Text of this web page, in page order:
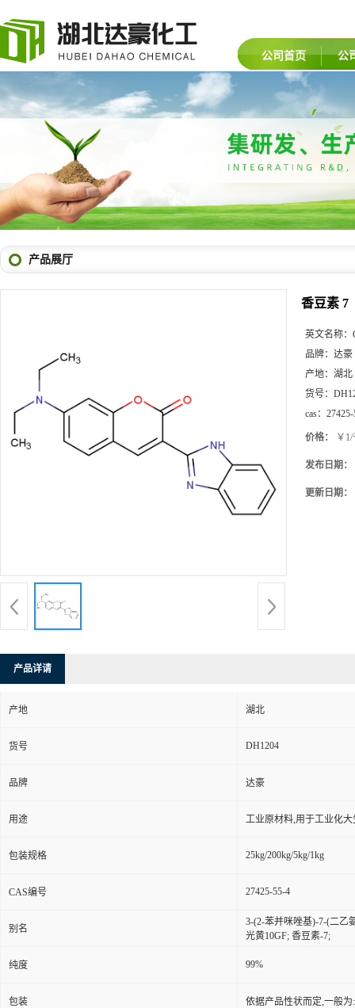
公司首页 公
产品展厅
香豆素 7
英文名称：
品牌： 达豪
产地： 湖北
货号：
cas：
价格： ￥
发布日期：
更新日期：
产品详请
产地 湖北
货号 DH1204
品牌 达豪
用途 工业原材料,用于工业化大
包装规格 25kg/200kg/5kg/1kg
CAS编号 27425-55-4
别名
3-(2-苯并咪唑基)-7-(二乙
光黄10GF; 香豆素-7;
纯度 99%
包装 依据产品性状而定,一般